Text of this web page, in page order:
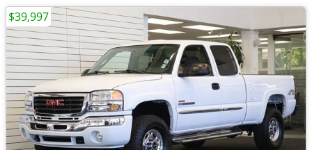
$39,997